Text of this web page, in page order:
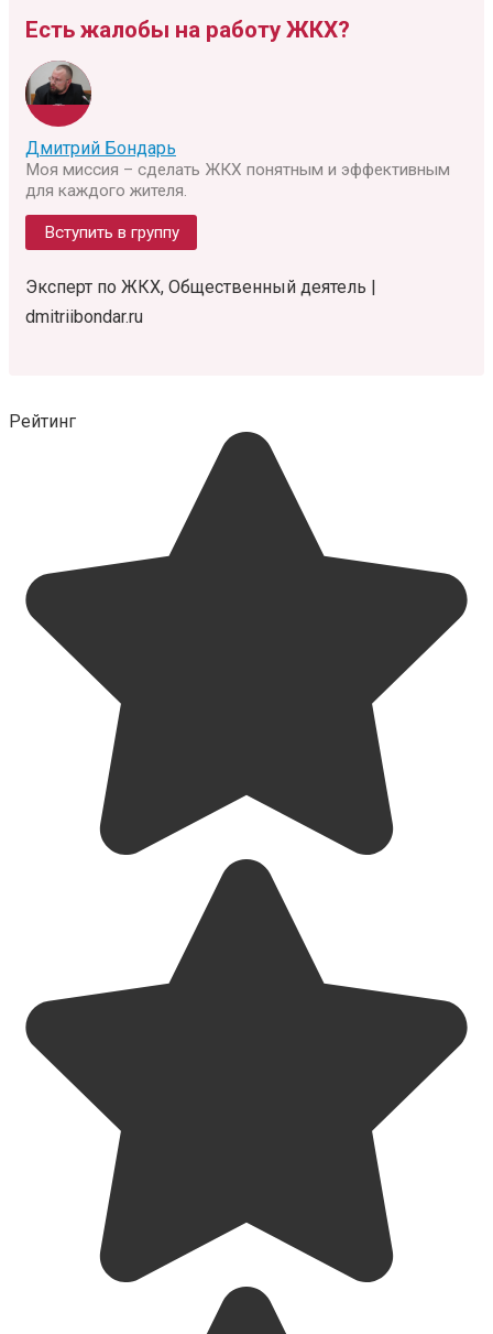
Есть жалобы на работу ЖКХ?
Дмитрий Бондарь
Моя миссия – сделать ЖКХ понятным и эффективным
для каждого жителя.
Вступить в группу
Эксперт по ЖКХ, Общественный деятель |
dmitriibondar.ru
Рейтинг